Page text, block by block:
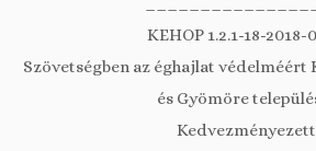
KEHOP 1.2.1-18-2018-
Szövetségben az éghajlat védelméért
és Gyömöre